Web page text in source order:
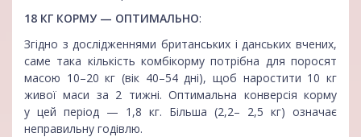
18 КГ КОРМУ — ОПТИМАЛЬНО:
Згідно з дослідженнями британських і данських вчених,
саме така кількість комбікорму потрібна для поросят
масою 10–20 кг (вік 40–54 дні), щоб наростити 10 кг
живої маси за 2 тижні. Оптимальна конверсія корму
у цей період — 1,8 кг. Більша (2,2– 2,5 кг) означає
неправильну годівлю.